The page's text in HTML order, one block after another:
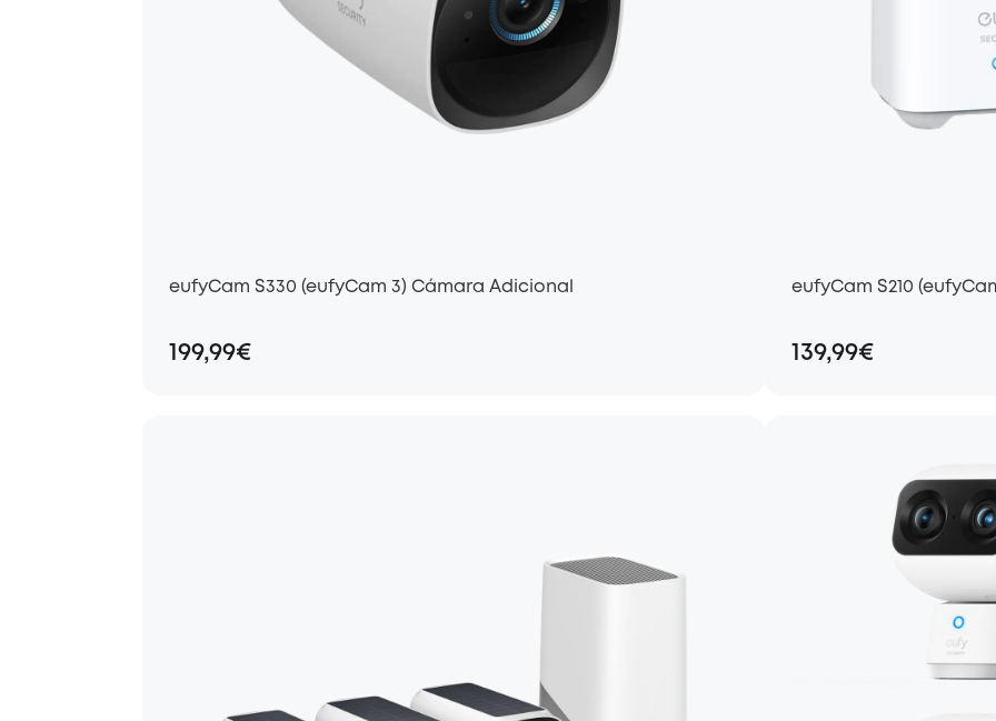
eufyCam S330 (eufyCam 3) Cámara Adicional
199,99€
eufyCam S210
139,99€